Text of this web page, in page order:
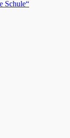
Schule“
Vereins in
ist, die
es in diesem Jahr
…